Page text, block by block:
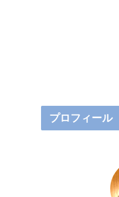
プロフィール